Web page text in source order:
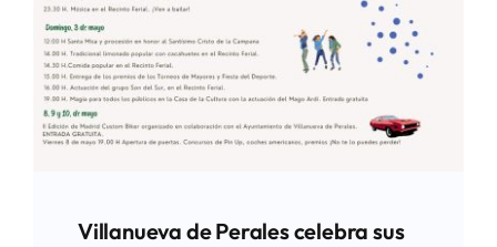
Villanueva de Perales celebra sus